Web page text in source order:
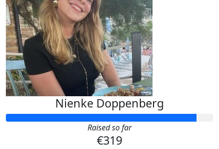
Nienke Doppenberg
Raised so far
€319